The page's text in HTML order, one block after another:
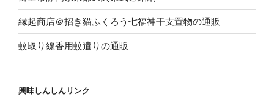
縁起商店＠招き猫ふくろう七福神干支置物の通販
蚊取り線香用蚊遣りの通販
興味しんしんリンク